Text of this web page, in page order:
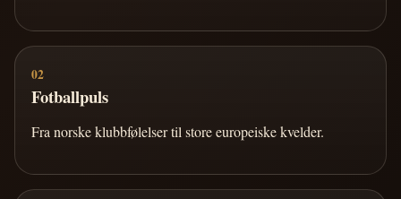
02
Fotballpuls
Fra norske klubbfølelser til store europeiske kvelder.